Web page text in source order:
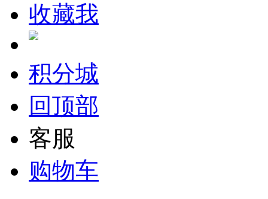
收藏我
积分城
回顶部
客服
购物车